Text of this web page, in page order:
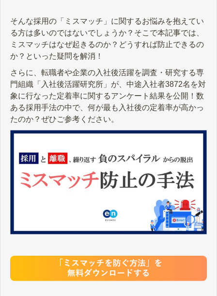
そんな採用の「ミスマッチ」に関するお悩みを抱えてい
る方は多いのではないでしょうか？そこで本記事では、
ミスマッチはなぜ起きるのか？どうすれば防止できるの
か？といった疑問を解消！
さらに、転職者や企業の入社後活躍を調査・研究する専
門組織「入社後活躍研究所」が、中途入社者3872名を対
象に行なった定着率に関するアンケート結果を公開！数
ある採用手法の中で、何が最も入社後の定着率が高かっ
たのか？ぜひご参考ください。